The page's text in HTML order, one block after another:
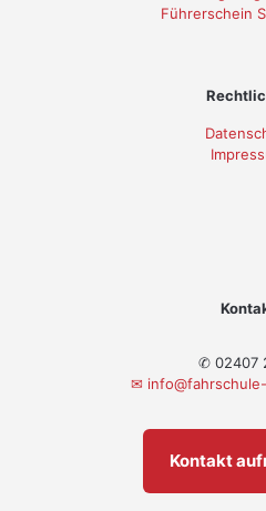
Führerschein
✆ 02407
✉
Kontakt